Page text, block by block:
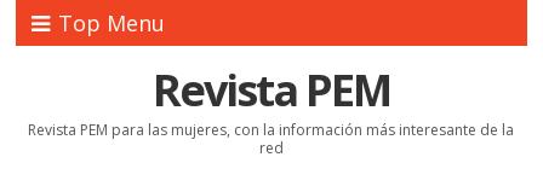
Top Menu
Revista PEM
Revista PEM para las mujeres, con la información más interesante de la
red